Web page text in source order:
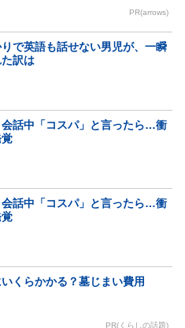
PR(arrows)
で英語も話せない男児が、一瞬
訳は
会話中「コスパ」と言ったら…衝
会話中「コスパ」と言ったら…衝
くらかかる？墓じまい費用
PR(くらしの話題)